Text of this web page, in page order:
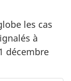
les cas
à
décembre